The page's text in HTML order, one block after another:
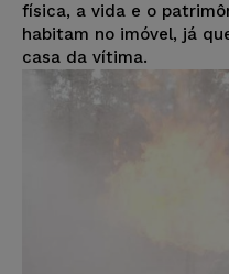
física, a vida e o
habitam no imóvel, já
casa da vítima.